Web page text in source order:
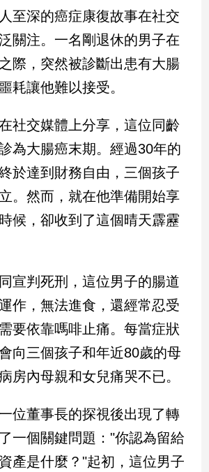
至深的癌症康復故事在社交
關注。一名剛退休的男子在
際，突然被診斷出患有大腸
耗讓他難以接受。
社交媒體上分享，這位同齡
為大腸癌末期。經過30年的
於達到財務自由，三個孩子
。然而，就在他準備開始享
候，卻收到了這個晴天霹靂
宣判死刑，這位男子的腸道
作，無法進食，還經常忍受
要依靠嗎啡止痛。每當症狀
向三個孩子和年近80歲的母
房內母親和女兒痛哭不已。
位董事長的探視後出現了轉
一個關鍵問題："你認為留給
產是什麼？"起初，這位男子